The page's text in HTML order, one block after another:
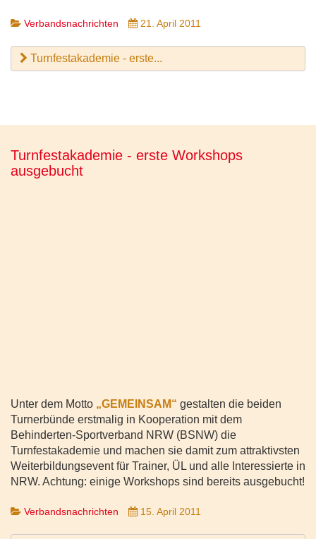
Verbandsnachrichten 21. April 2011
Turnfestakademie - erste...
Turnfestakademie - erste Workshops
ausgebucht
Unter dem Motto „GEMEINSAM“ gestalten die beiden
Turnerbünde erstmalig in Kooperation mit dem
Behinderten-Sportverband NRW (BSNW) die
Turnfestakademie und machen sie damit zum attraktivsten
Weiterbildungsevent für Trainer, ÜL und alle Interessierte in
NRW. Achtung: einige Workshops sind bereits ausgebucht!
Verbandsnachrichten 15. April 2011